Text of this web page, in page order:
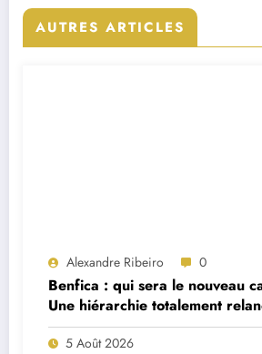
AUTRES ARTICLES
Alexandre Ribeiro 0
Benfica : qui sera le nouveau
Une hiérarchie totalement
deux départs majeurs
5 Août 2026